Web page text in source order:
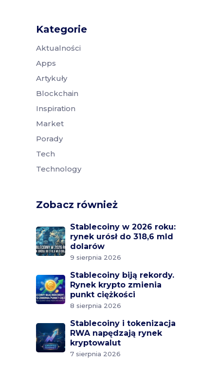
Kategorie
Aktualności
Apps
Artykuły
Blockchain
Inspiration
Market
Porady
Tech
Technology
Zobacz również
Stablecoiny w 2026 roku:
rynek urósł do 318,6 mld
dolarów
9 sierpnia 2026
Stablecoiny biją rekordy.
Rynek krypto zmienia
punkt ciężkości
8 sierpnia 2026
Stablecoiny i tokenizacja
RWA napędzają rynek
kryptowalut
7 sierpnia 2026